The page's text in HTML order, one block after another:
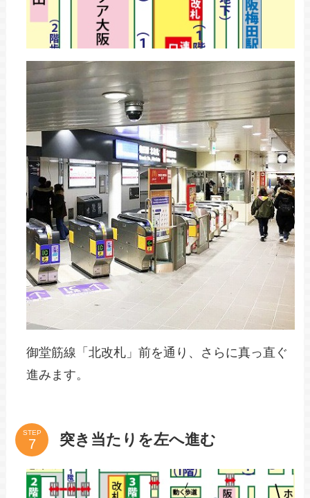
道なりに真っ直ぐ進みます。
STEP
御堂筋線「北改札」前を通り、さ
らに真っ直ぐ進む